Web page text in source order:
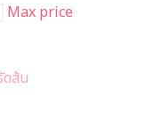
Max price
ดส้น